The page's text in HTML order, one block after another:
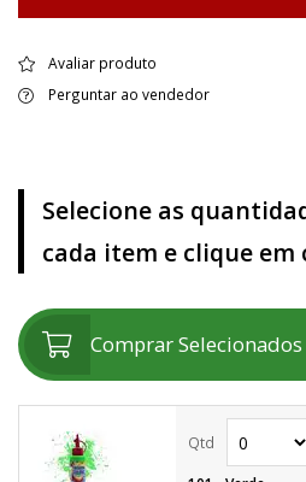
Avaliar produto
Perguntar ao vendedor
Selecione as
cada item e clique em
Comprar Selecionados